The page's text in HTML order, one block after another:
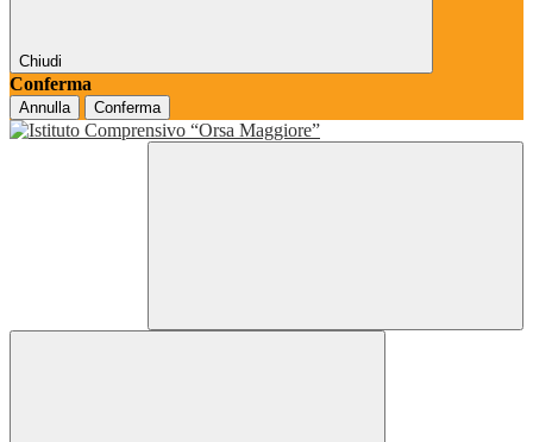
Chiudi
Conferma
Annulla Conferma